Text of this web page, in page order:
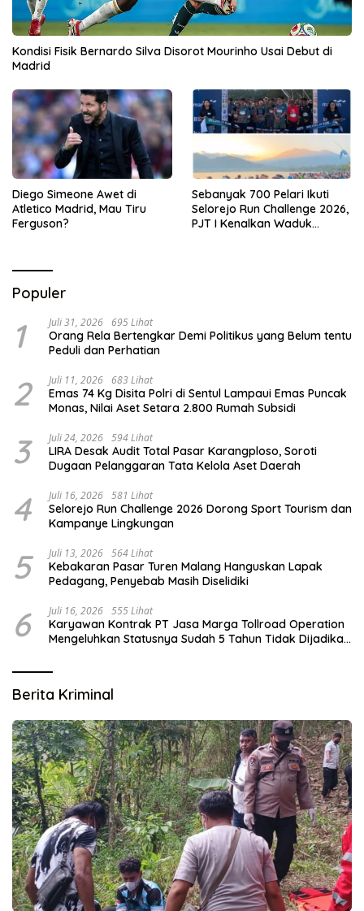
Kondisi Fisik Bernardo Silva Disorot Mourinho Usai Debut di
Madrid
Diego Simeone Awet di
Atletico Madrid, Mau Tiru
Ferguson?
Sebanyak 700 Pelari Ikuti
Selorejo Run Challenge 2026,
PJT I Kenalkan Waduk
Populer
1 Juli 31, 2026 695 Lihat
Orang Rela Bertengkar Demi Politikus yang Belum tentu
Peduli dan Perhatian
2 Juli 11, 2026 683 Lihat
Emas 74 Kg Disita Polri di Sentul Lampaui Emas Puncak
Monas, Nilai Aset Setara 2.800 Rumah Subsidi
3 Juli 24, 2026 594 Lihat
LIRA Desak Audit Total Pasar Karangploso, Soroti
Dugaan Pelanggaran Tata Kelola Aset Daerah
4 Juli 16, 2026 581 Lihat
Selorejo Run Challenge 2026 Dorong Sport Tourism dan
Kampanye Lingkungan
5 Juli 13, 2026 564 Lihat
Kebakaran Pasar Turen Malang Hanguskan Lapak
Pedagang, Penyebab Masih Diselidiki
6 Juli 16, 2026 555 Lihat
Karyawan Kontrak PT Jasa Marga Tollroad Operation
Mengeluhkan Statusnya Sudah 5 Tahun Tidak Dijadikan
Berita Kriminal